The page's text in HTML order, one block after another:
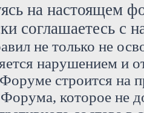
на настоящем
соглашаетесь
не только не
нарушением и
строится на
Форума, которое не